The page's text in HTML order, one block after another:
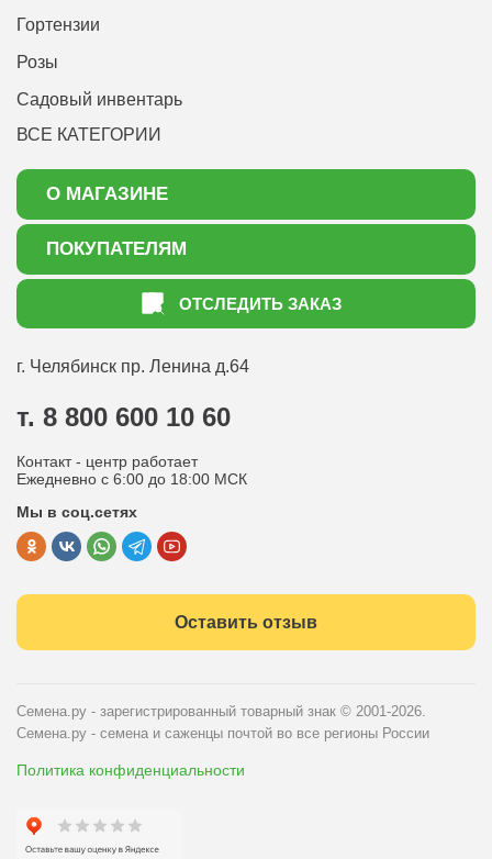
Гортензии
Розы
Садовый инвентарь
ВСЕ КАТЕГОРИИ
О МАГАЗИНЕ
О нас
Акции
ПОКУПАТЕЛЯМ
Как оформить заказ
Статьи садоводу
Оптовым покупателям
Политика конфиденциальности
Публичная оферта
ОТСЛЕДИТЬ ЗАКАЗ
г. Челябинск пр. Ленина д.64
т. 8 800 600 10 60
Контакт - центр работает
Ежедневно с 6:00 до 18:00 МСК
Мы в соц.сетях
Оставить отзыв
Семена.ру - зарегистрированный товарный знак © 2001-2026.
Семена.ру - семена и саженцы почтой во все регионы России
Политика конфиденциальности